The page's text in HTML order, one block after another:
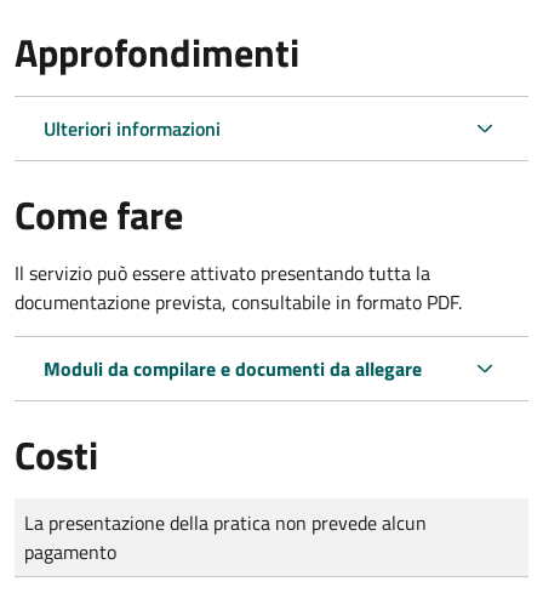
Approfondimenti
Ulteriori informazioni
Come fare
Il servizio può essere attivato presentando tutta la
documentazione prevista, consultabile in formato PDF.
Moduli da compilare e documenti da allegare
Costi
Tipo di pagamento
Importo
La presentazione della pratica non prevede alcun
pagamento